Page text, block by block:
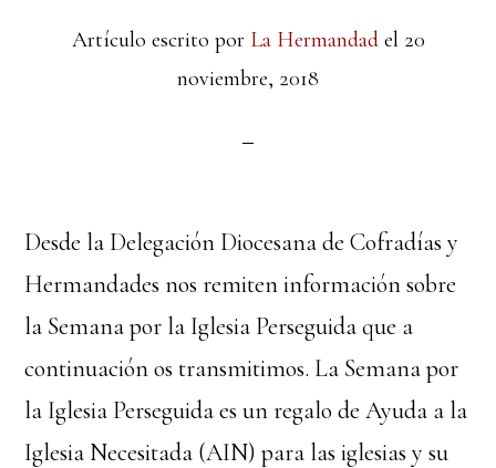
Artículo escrito por La Hermandadel 20
noviembre, 2018
Desde la Delegación Diocesana de Cofradías y
Hermandades nos remiten información sobre
la Semana por la Iglesia Perseguida que a
continuación os transmitimos. La Semana por
la Iglesia Perseguida es un regalo de Ayuda a la
Iglesia Necesitada (AIN) para las iglesias y su